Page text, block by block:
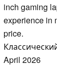
inch gaming
experience in
price.
April 2026